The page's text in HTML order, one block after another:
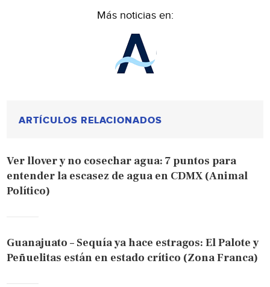
Más noticias en:
ARTÍCULOS RELACIONADOS
Ver llover y no cosechar agua: 7 puntos para
entender la escasez de agua en CDMX (Animal
Político)
Guanajuato – Sequía ya hace estragos: El Palote y
Peñuelitas están en estado crítico (Zona Franca)